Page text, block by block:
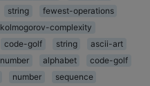
string
fewest-operations
kolmogorov-complexity
code-golf string
ascii-art
number alphabet
code-golf
number
sequence